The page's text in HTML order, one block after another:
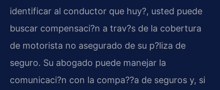
identificar al conductor que huy?, usted puede
buscar compensaci?n a trav?s de la cobertura
de motorista no asegurado de su p?liza de
seguro. Su abogado puede manejar la
comunicaci?n con la compa??a de seguros y, si